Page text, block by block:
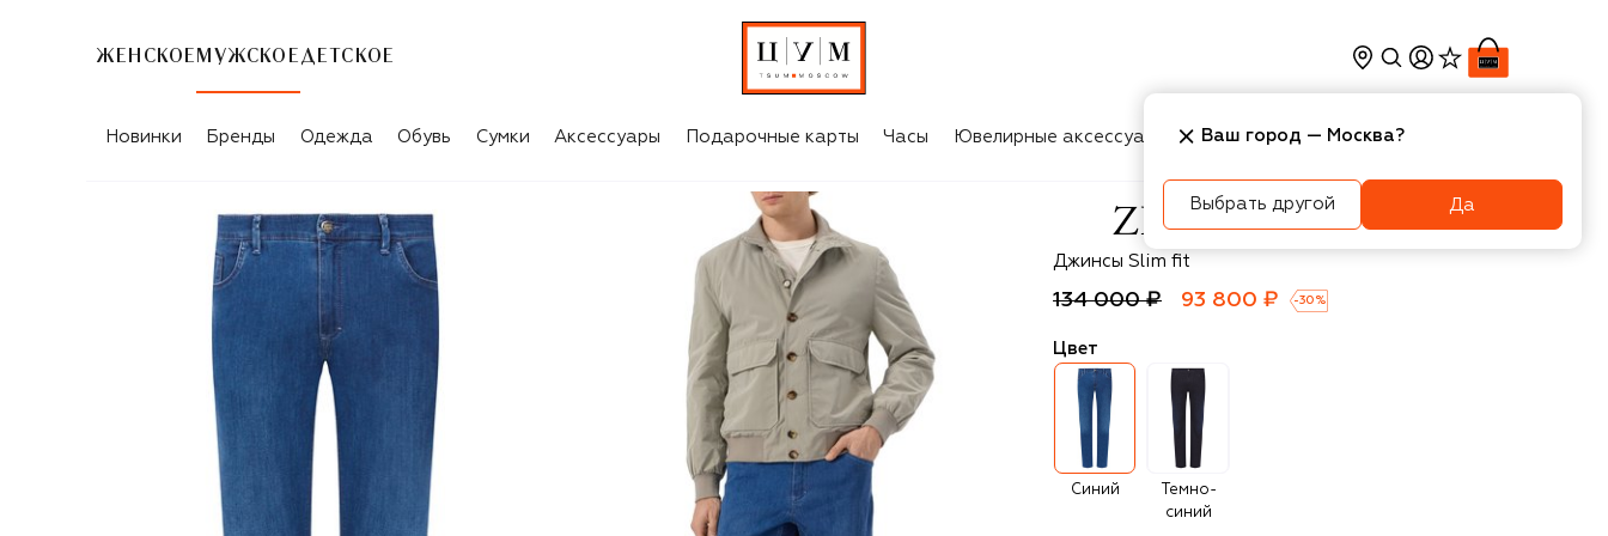
ЖЕНСКОЕ МУЖСКОЕ ДЕТСКОЕ
Новинки Бренды Одежда Обувь Сумки Аксессуары Подарочные карты Часы Ювелирные аксессуары Косметика Интерьер
Zilli
Джинсы Slim fit
134 000 ₽ 93 800 ₽ -30 %
Цвет
Синий
Темно-
синий
Ваш город — Москва?
Выбрать другой Да